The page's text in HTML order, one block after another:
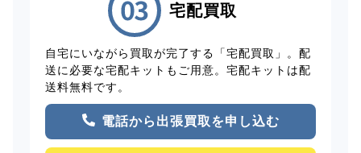
宅配買取
自宅にいながら買取が完了する「宅配買取」。配
送に必要な宅配キットもご用意。宅配キットは配
送料無料です。
電話から出張買取を申し込む